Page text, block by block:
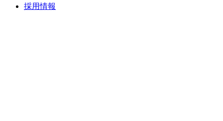
採用情報